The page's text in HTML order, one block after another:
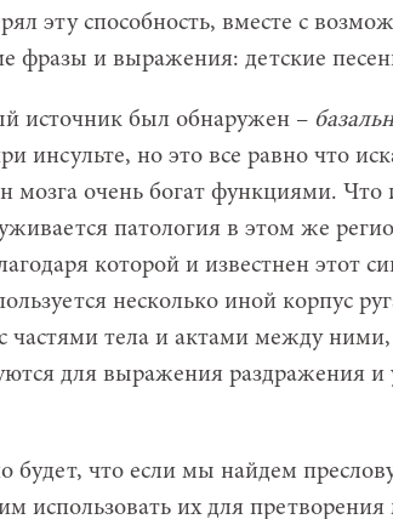
эту способность, вместе с
фразы и выражения: детские
источник был обнаружен –
инсульте, но это все равно что
мозга очень богат функциями.
патология в этом же
которой и известнен этот
несколько иной корпус
с частями тела и актами между
для выражения раздражения и
будет, что если мы найдем
использовать их для